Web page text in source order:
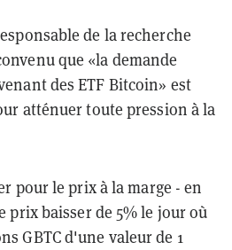
de la recherche
que «la demande
des ETF Bitcoin» est
atténuer toute pression à la
pour le prix à la marge - en
prix baisser de 5% le jour où
GBTC d'une valeur de 1